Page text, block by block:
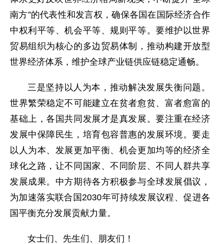
南方”的代表性和发言权，确保各国在国际经济合作
中权利平等、机会平等、规则平等。要维护以世界
贸易组织为核心的多边贸易体制，推动构建开放型
世界经济体系，维护全球产业链供应链稳定通畅。
三是坚持以人为本，推动解决发展失衡问题。
世界繁荣稳定不可能建立在贫者愈贫、富者愈富的
基础上，各国共同发展才是真发展。要注重在经济
发展中保障民生，培育包容普惠的发展环境。要走
以人为本、发展更加平衡、机会更加均等的经济全
球化之路，让不同国家、不同阶层、不同人群共享
发展成果。中方期待各方积极参与全球发展倡议，
为加速落实联合国2030年可持续发展议程、促进各
国平衡充分发展贡献力量。
女士们、先生们、朋友们！